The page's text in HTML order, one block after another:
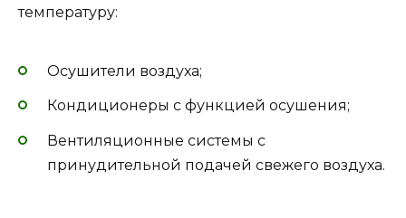
температуру:
Осушители воздуха;
Кондиционеры с функцией осушения;
Вентиляционные системы с
принудительной подачей свежего воздуха.